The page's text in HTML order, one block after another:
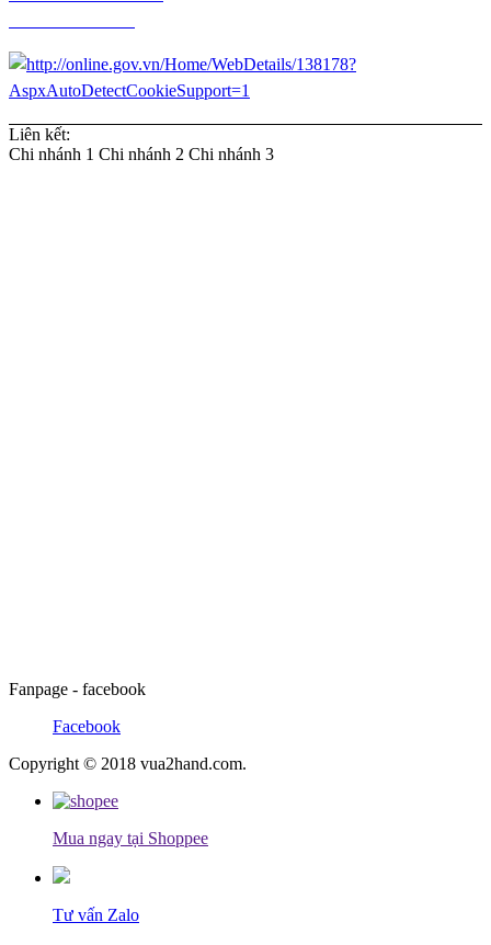
Liên kết:
Chi nhánh 1 Chi nhánh 2 Chi nhánh 3
Fanpage - facebook
Facebook
Copyright © 2018 vua2hand.com.
Mua ngay tại Shoppee
Tư vấn Zalo